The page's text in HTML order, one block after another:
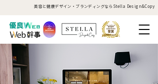
美容と健康デザイン・ブランディングならStella Design&Copy